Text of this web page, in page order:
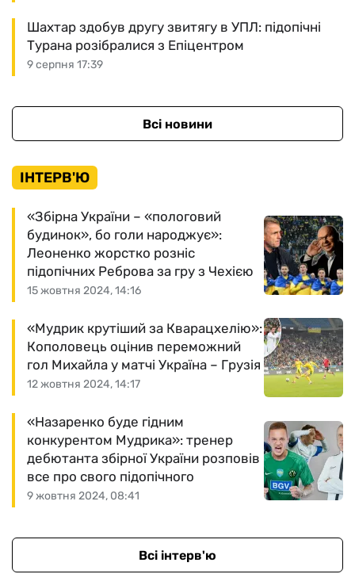
9 серпня 17:39
Шахтар здобув другу звитягу в УПЛ: підопічні
Турана розібралися з Епіцентром
Всі новини
ІНТЕРВ'Ю
15 жовтня 2024, 14:16
«Збірна України – «пологовий
будинок», бо голи народжує»:
Леоненко жорстко розніс
підопічних Реброва за гру з Чехією
12 жовтня 2024, 14:17
«Мудрик крутіший за Кварацхелію»:
Кополовець оцінив переможний
гол Михайла у матчі Україна – Грузія
9 жовтня 2024, 08:41
«Назаренко буде гідним
конкурентом Мудрика»: тренер
дебютанта збірної України розповів
все про свого підопічного
Всі інтерв'ю